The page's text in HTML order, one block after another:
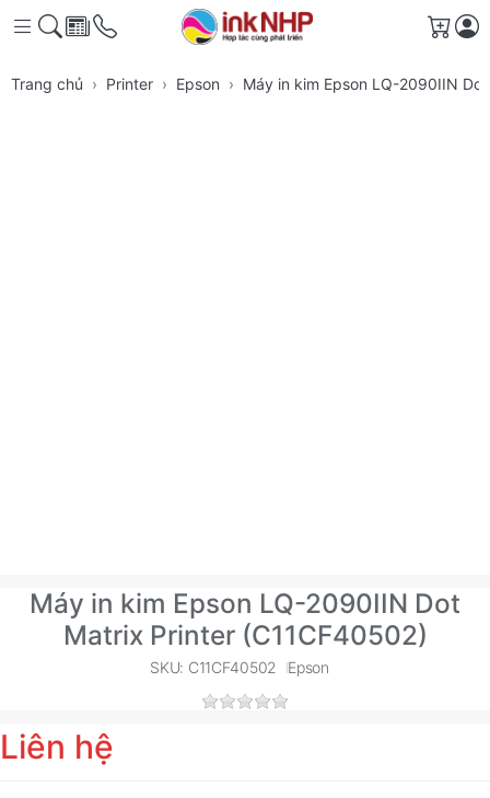
Giỏ
Trang chủ Printer Epson Máy in kim Epson LQ-2090IIN
Máy in kim Epson LQ-2090IIN Dot
Matrix Printer (C11CF40502)
SKU: C11CF40502 Epson
Liên hệ